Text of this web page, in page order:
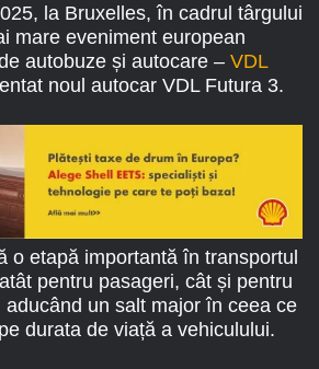
la Bruxelles, în cadrul târgului
mare eveniment european
autobuze și autocare – VDL
noul autocar VDL Futura 3.
o etapă importantă în transportul
pentru pasageri, cât și pentru
un salt major în ceea ce
durata de viață a vehiculului.